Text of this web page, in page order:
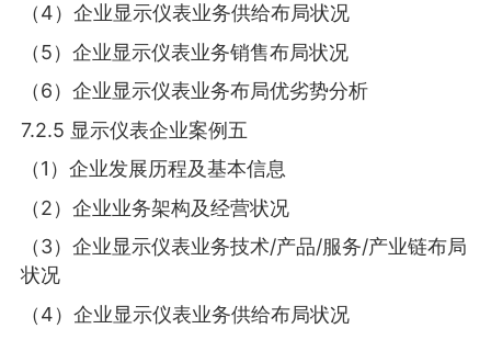
（4）企业显示仪表业务供给布局状况
（5）企业显示仪表业务销售布局状况
（6）企业显示仪表业务布局优劣势分析
7.2.5 显示仪表企业案例五
（1）企业发展历程及基本信息
（2）企业业务架构及经营状况
（3）企业显示仪表业务技术/产品/服务/产业链布局
状况
（4）企业显示仪表业务供给布局状况